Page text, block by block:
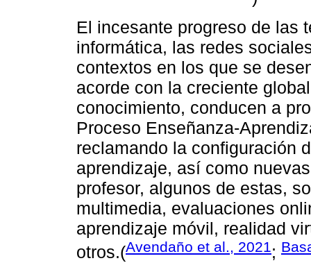
El incesante progreso de las
informática, las redes
contextos en los que se
acorde con la creciente
conocimiento, conducen a
Proceso Enseñanza-
reclamando la configuración
aprendizaje, así como
profesor, algunos de estas,
multimedia, evaluaciones
aprendizaje móvil, realidad
otros.(Avendaño et al., 2021;